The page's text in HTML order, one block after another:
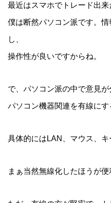
最近はスマホでトレード出来
僕は断然パソコン派です。
し、
操作性が良いですからね。
で、パソコン派の中で意見が
パソコン機器関連を有線にす
具体的にはLAN、マウス、キ
まぁ当然無線化したほうが便